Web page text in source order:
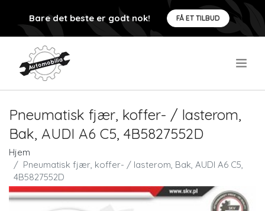
Bare det beste er godt nok! FÅ ET TILBUD
Pneumatisk fjær, koffer- / lasterom,
Bak, AUDI A6 C5, 4B5827552D
Hjem
Pneumatisk fjær, koffer- / lasterom, Bak, AUDI A6 C5,
4B5827552D